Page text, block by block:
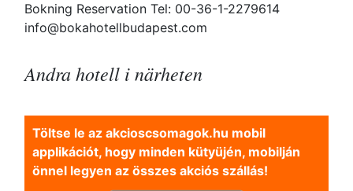
Bokning Reservation Tel: 00-36-1-2279614
info@bokahotellbudapest.com
Andra hotell i närheten
Töltse le az akcioscsomagok.hu mobil
applikációt, hogy minden kütyüjén, mobilján
önnel legyen az összes akciós szállás!